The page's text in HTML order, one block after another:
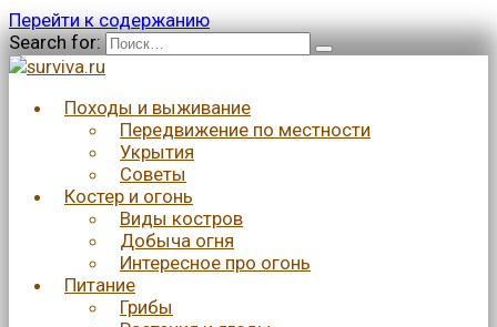
Перейти к содержанию
Search for:
Походы и выживание
Передвижение по местности
Укрытия
Советы
Костер и огонь
Виды костров
Добыча огня
Интересное про огонь
Питание
Грибы